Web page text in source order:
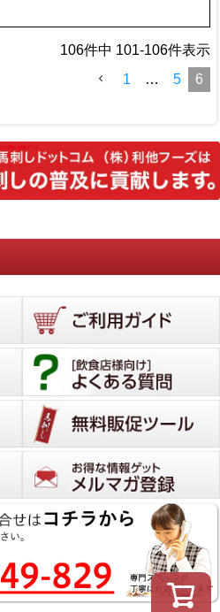
106件中 101-106件表示
1
… 5 6